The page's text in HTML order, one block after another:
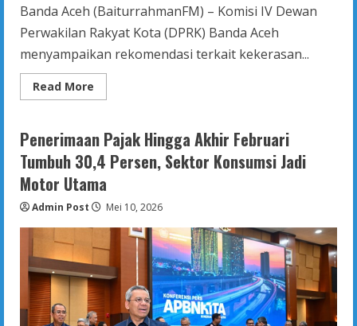
Banda Aceh (BaiturrahmanFM) – Komisi IV Dewan
Perwakilan Rakyat Kota (DPRK) Banda Aceh
menyampaikan rekomendasi terkait kekerasan...
Read More
more
Rekomendasi
Komisi
IV
DPRK
Banda
Aceh
Kekerasan
Anak
dan
Daycare
Tanpa
Izin
Penerimaan Pajak Hingga Akhir Februari
Tumbuh 30,4 Persen, Sektor Konsumsi Jadi
Motor Utama
Admin Post Mei 10, 2026